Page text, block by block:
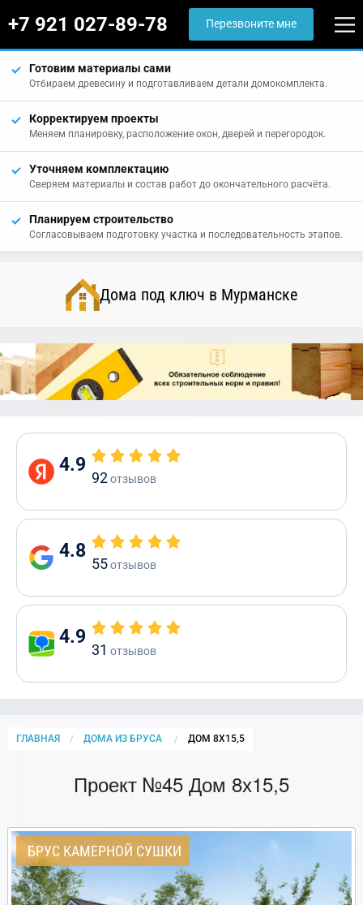
+7 921 027-89-78 Перезвоните мне
Готовим материалы сами
Отбираем древесину и подготавливаем детали домокомплекта.
Корректируем проекты
Меняем планировку, расположение окон, дверей и перегородок.
Уточняем комплектацию
Сверяем материалы и состав работ до окончательного расчёта.
Планируем строительство
Согласовываем подготовку участка и последовательность этапов.
Дома под ключ в Мурманске
4.9
92отзывов
4.8
55отзывов
4.9
31 отзывов
ГЛАВНАЯ ДОМА ИЗ БРУСА CURRENT:
ДОМ 8Х15,5
Проект №45 Дом 8х15,5
БРУС КАМЕРНОЙ СУШКИ